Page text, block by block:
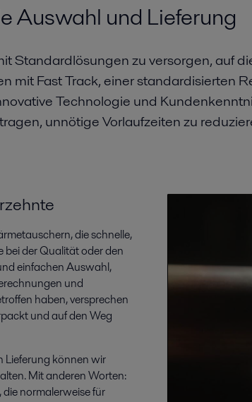
Auswahl und Lieferung
Standardlösungen zu versorgen, auf
mit Fast Track, einer standardisierten
Technologie und
unnötige Vorlaufzeiten zu
die schnelle,
bei der Qualität oder den
einfachen Auswahl,
und
haben, versprechen
und auf den Weg
Lieferung können wir
Mit anderen Worten:
die normalerweise für